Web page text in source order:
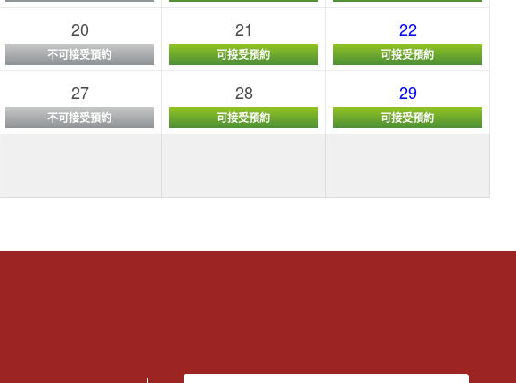
20
不可接受預約
21
可接受預約
22
可接受預約
27
不可接受預約
28
可接受預約
29
可接受預約